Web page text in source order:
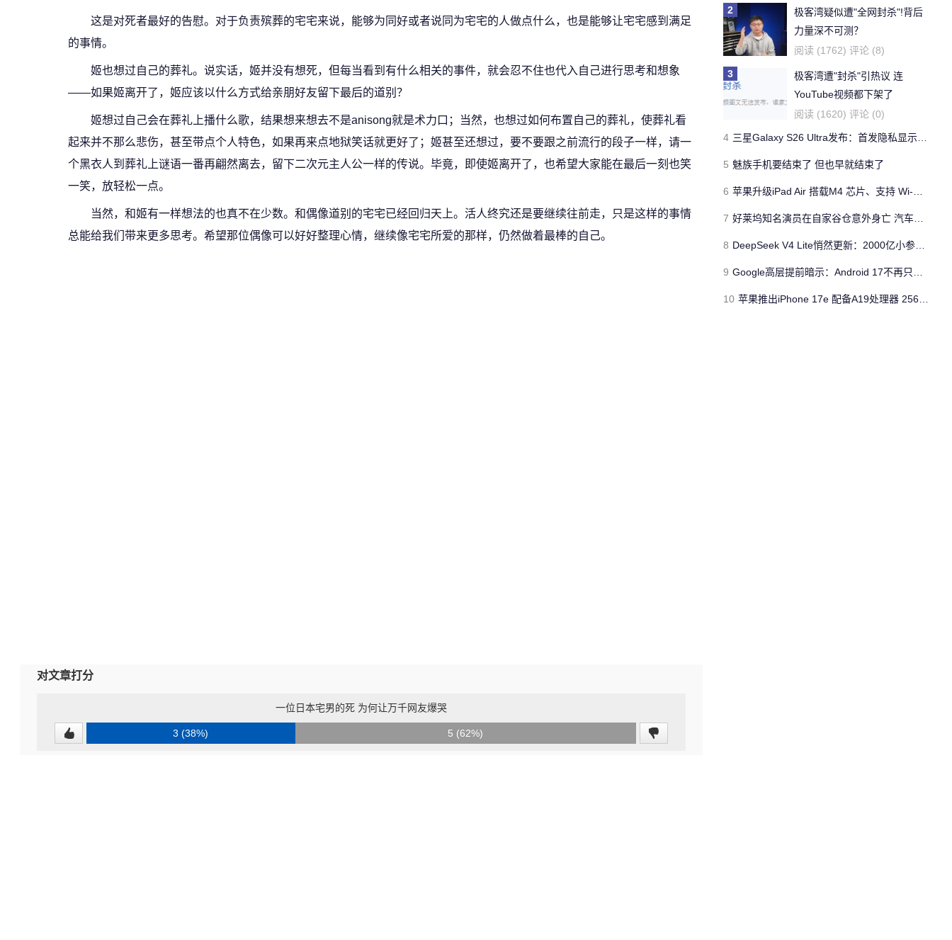
这是对死者最好的告慰。对于负责殡葬的宅宅来说，能够为同好或者说同为宅宅的人做点什么，也是能够让宅宅感到满足
的事情。
姬也想过自己的葬礼。说实话，姬并没有想死，但每当看到有什么相关的事件，就会忍不住也代入自己进行思考和想象
——如果姬离开了，姬应该以什么方式给亲朋好友留下最后的道别？
姬想过自己会在葬礼上播什么歌，结果想来想去不是anisong就是术力口；当然，也想过如何布置自己的葬礼，使葬礼看
起来并不那么悲伤，甚至带点个人特色，如果再来点地狱笑话就更好了；姬甚至还想过，要不要跟之前流行的段子一样，请一
个黑衣人到葬礼上谜语一番再翩然离去，留下二次元主人公一样的传说。毕竟，即使姬离开了，也希望大家能在最后一刻也笑
一笑，放轻松一点。
当然，和姬有一样想法的也真不在少数。和偶像道别的宅宅已经回归天上。活人终究还是要继续往前走，只是这样的事情
总能给我们带来更多思考。希望那位偶像可以好好整理心情，继续像宅宅所爱的那样，仍然做着最棒的自己。
对文章打分
一位日本宅男的死 为何让万千网友爆哭
3 (38%) 5 (62%)
2
极客湾疑似遭"全网封杀"!背后
力量深不可测？
阅读 (1762) 评论 (8)
3
极客湾遭"封杀"引热议 连
YouTube视频都下架了
阅读 (1620) 评论 (0)
4 三星Galaxy S26 Ultra发布：首发隐私显示屏、骁龙 8 Elite Gen 5与60W闪充
5 魅族手机要结束了 但也早就结束了
6 苹果升级iPad Air 搭载M4 芯片、支持 Wi‑Fi 7 售价不变
7 好莱坞知名演员在自家谷仓意外身亡 汽车搭电时突然自燃
8 DeepSeek V4 Lite悄然更新：2000亿小参数性能逼近美国顶流
9 Google高层提前暗示：Android 17不再只是操作系统
10 苹果推出iPhone 17e 配备A19处理器 256GB容量起步 刘海屏依旧